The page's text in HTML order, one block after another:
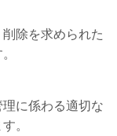
除を求められた
に係わる適切な
。